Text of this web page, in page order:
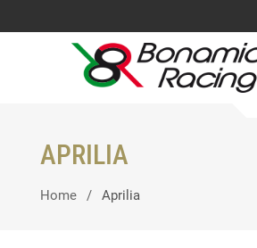
APRILIA
Home Aprilia